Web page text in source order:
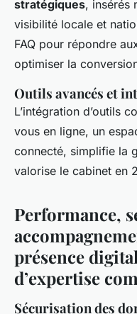
stratégiques, insérés
visibilité locale et
FAQ pour répondre
optimiser la
Outils avancés et
L’intégration d’outils
vous en ligne, un
connecté, simplifie la
valorise le cabinet en
Performance,
présence
d’expertise
Sécurisation des